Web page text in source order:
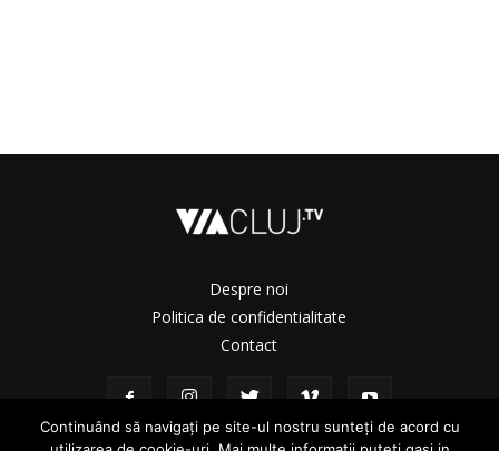
Despre noi
Politica de confidentialitate
Contact
Continuând să navigați pe site-ul nostru sunteți de acord cu